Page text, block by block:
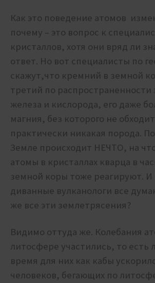
Как это поведение атомов
почему – это вопрос к
кристаллов, хотя они вряд ли
ответ. Но вот специалисты по
скажут,что кремний в земной
третий по распространенности
железа и кислорода, его даже
магния, без которого не
практически никакая порода.
Земле происходит НЕЧТО, на
атомы в кристаллах кварца в
земной коры тоже реагируют. И
диванные вулканологи все
же все эти землетрясения?
Видимо оттуда же. Колебания
литосфере участились, то есть
время для них как кабы
человеков, бегающих по